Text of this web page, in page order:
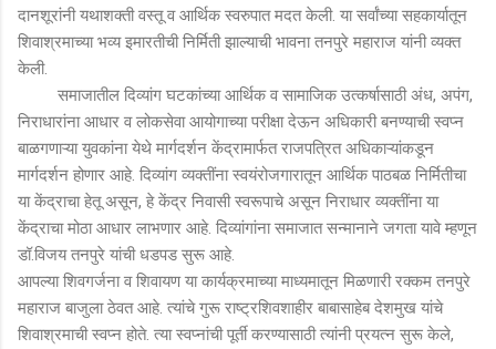
दानशूरांनी यथाशक्ती वस्तू व आर्थिक स्वरुपात मदत केली. या सर्वांच्या सहकार्यातून
शिवाश्रमाच्या भव्य इमारतीची निर्मिती झाल्याची भावना तनपुरे महाराज यांनी व्यक्त
केली.
समाजातील दिव्यांग घटकांच्या आर्थिक व सामाजिक उत्कर्षासाठी अंध, अपंग,
निराधारांना आधार व लोकसेवा आयोगाच्या परीक्षा देऊन अधिकारी बनण्याची स्वप्न
बाळगणाऱ्या युवकांना येथे मार्गदर्शन केंद्रामार्फत राजपत्रित अधिकाऱ्यांकडून
मार्गदर्शन होणार आहे. दिव्यांग व्यक्तींना स्वयंरोजगारातून आर्थिक पाठबळ निर्मितीचा
या केंद्राचा हेतू असून, हे केंद्र निवासी स्वरूपाचे असून निराधार व्यक्तींना या
केंद्राचा मोठा आधार लाभणार आहे. दिव्यांगांना समाजात सन्मानाने जगता यावे म्हणून
डॉ.विजय तनपुरे यांची धडपड सुरू आहे.
आपल्या शिवगर्जना व शिवायण या कार्यक्रमाच्या माध्यमातून मिळणारी रक्कम तनपुरे
महाराज बाजुला ठेवत आहे. त्यांचे गुरू राष्ट्रशिवशाहीर बाबासाहेब देशमुख यांचे
शिवाश्रमाची स्वप्न होते. त्या स्वप्नांची पूर्ती करण्यासाठी त्यांनी प्रयत्न सुरू केले,